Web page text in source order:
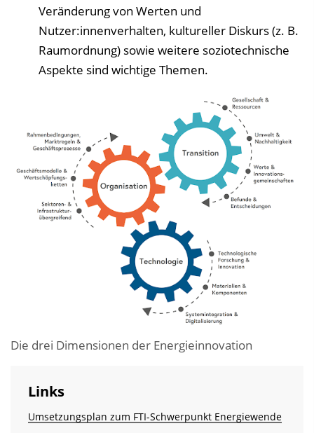
Veränderung von Werten und
Nutzer:innenverhalten, kultureller Diskurs (z. B.
Raumordnung) sowie weitere soziotechnische
Aspekte sind wichtige Themen.
Die drei Dimensionen der Energieinnovation
Links
Umsetzungsplan zum FTI-Schwerpunkt Energiewende